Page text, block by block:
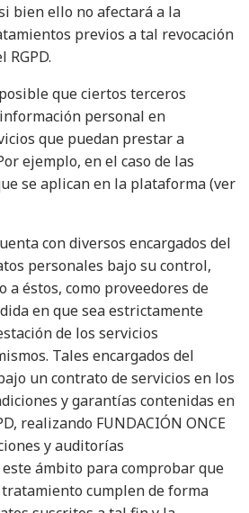
bien ello no afectará a la
previos a tal revocación
RGPD.
que ciertos terceros
personal en
que puedan prestar a
ejemplo, en el caso de las
se aplican en la plataforma (ver
con diversos encargados del
personales bajo su control,
a éstos, como proveedores de
en que sea estrictamente
de los servicios
Tales encargados del
un contrato de servicios en los
y garantías contenidas en
realizando FUNDACIÓN ONCE
y auditorías
ámbito para comprobar que
cumplen de forma